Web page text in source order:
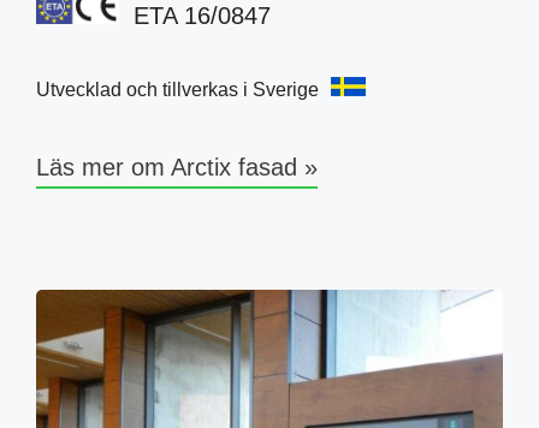
ETA 16/0847
Utvecklad och tillverkas i Sverige
Läs mer om Arctix fasad »